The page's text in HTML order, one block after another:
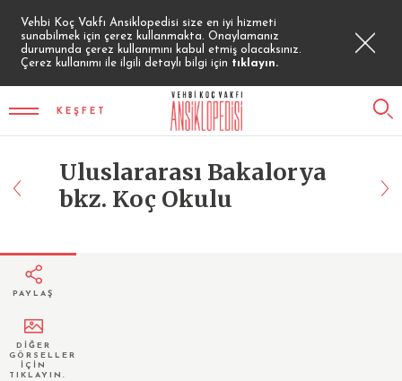
Vehbi Koç Vakfı Ansiklopedisi size en iyi hizmeti
sunabilmek için çerez kullanmakta. Onaylamanız
durumunda çerez kullanımını kabul etmiş olacaksınız.
Çerez kullanımı ile ilgili detaylı bilgi için tıklayın.
KEŞFET
Uluslararası Bakalorya
bkz. Koç Okulu
PAYLAŞ
DİĞER
GÖRSELLER
İÇİN
TIKLAYIN.